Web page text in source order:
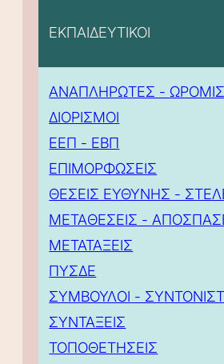
ΕΚΠΑΙΔΕΥΤΙΚΟΙ
ΑΝΑΠΛΗΡΩΤΕΣ -
ΔΙΟΡΙΣΜΟΙ
ΕΕΠ - ΕΒΠ
ΕΠΙΜΟΡΦΩΣΕΙΣ
ΘΕΣΕΙΣ ΕΥΘΥΝΗΣ -
ΜΕΤΑΘΕΣΕΙΣ -
ΜΕΤΑΤΑΞΕΙΣ
ΠΥΣΔΕ
ΣΥΜΒΟΥΛΟΙ -
ΣΥΝΤΑΞΕΙΣ
ΤΟΠΟΘΕΤΗΣΕΙΣ